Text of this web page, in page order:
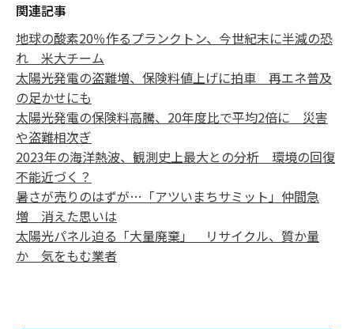
関連記事
地球の酸素20％作るプランクトン、今世紀末に半減の恐
れ 米大チーム
太陽光発電の盗難増、保険料値上げに拍車 再エネ普及
の足かせにも
太陽光発電の保険料高騰、20年度比で平均2倍に 災害
や盗難相次ぎ
2023年の海洋熱波、観測史上最大との分析 環境の回復
不能近づく？
暑さが売りのはずが…「アツいまちサミット」仲間急
増 消えた思いは
太陽光パネル迫る「大量廃棄」 リサイクル、質か量
か 気をもむ業者